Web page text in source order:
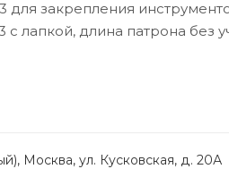
закрепления
лапкой, длина патрона без
Москва, ул. Кусковская, д. 20А